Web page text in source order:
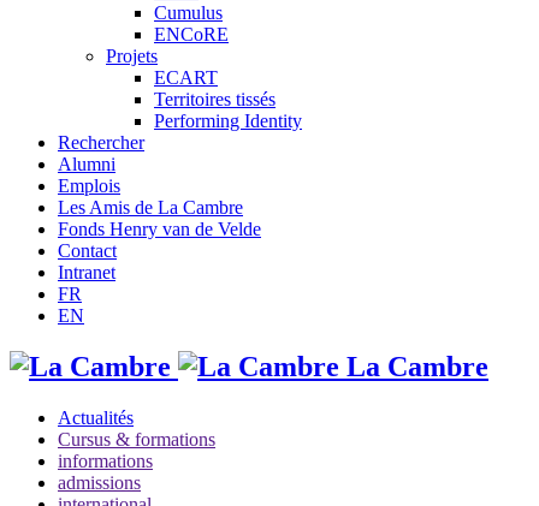
Cumulus
ENCoRE
Projets
ECART
Territoires tissés
Performing Identity
Rechercher
Alumni
Emplois
Les Amis de La Cambre
Fonds Henry van de Velde
Contact
Intranet
FR
EN
La Cambre
Actualités
Cursus & formations
informations
admissions